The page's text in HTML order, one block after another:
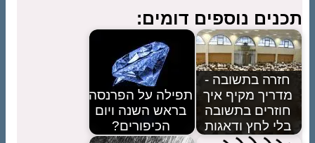
תכנים נוספים דומים:
חזרה בתשובה -
מדריך מקיף איך
חוזרים בתשובה
בלי לחץ ודאגות
תפילה על הפרנסה
בראש השנה ויום
הכיפורים?